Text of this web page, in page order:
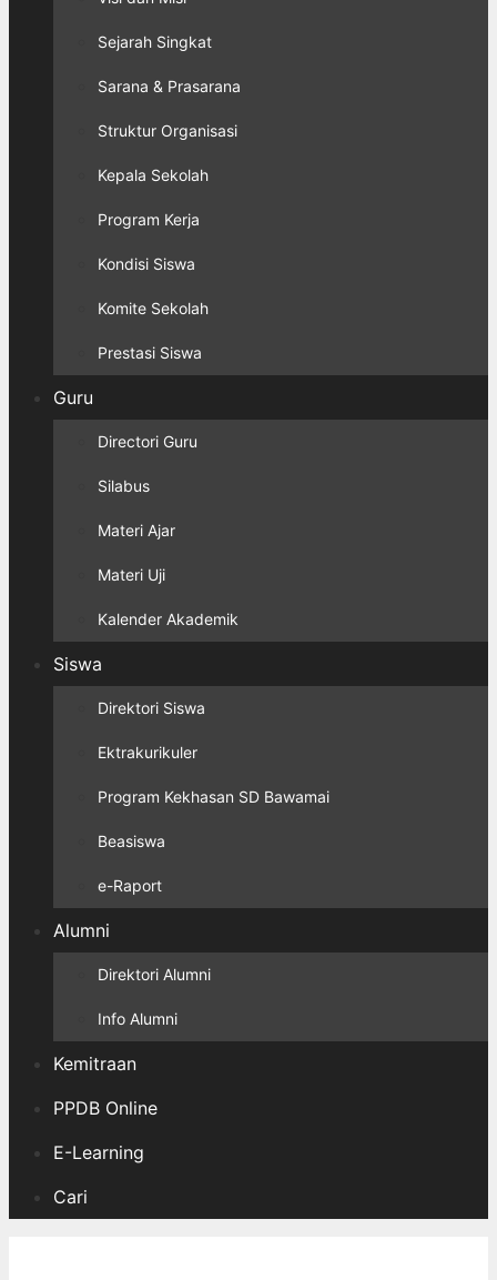
Sejarah Singkat
Sarana & Prasarana
Struktur Organisasi
Kepala Sekolah
Program Kerja
Kondisi Siswa
Komite Sekolah
Prestasi Siswa
Guru
Directori Guru
Silabus
Materi Ajar
Materi Uji
Kalender Akademik
Siswa
Direktori Siswa
Ektrakurikuler
Program Kekhasan SD Bawamai
Beasiswa
e-Raport
Alumni
Direktori Alumni
Info Alumni
Kemitraan
PPDB Online
E-Learning
Cari